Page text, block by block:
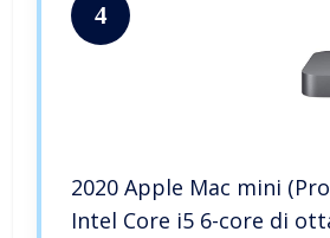
4
2020 Apple Mac mini
Intel Core i5 6-core di